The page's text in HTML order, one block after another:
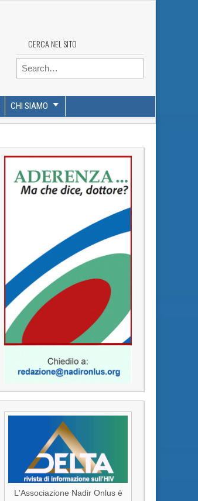
CERCA NEL SITO
Search for:
CHI SIAMO
L'Associazione Nadir Onlus è